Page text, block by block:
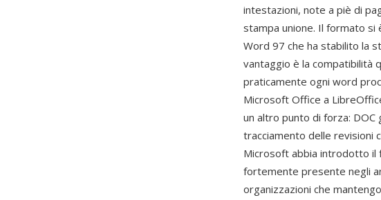
intestazioni, note a piè di
stampa unione. Il formato
Word 97 che ha stabilito la
vantaggio è la compatibilità
praticamente ogni word
Microsoft Office a
un altro punto di forza:
tracciamento delle revisioni
Microsoft abbia introdotto il
fortemente presente negli
organizzazioni che